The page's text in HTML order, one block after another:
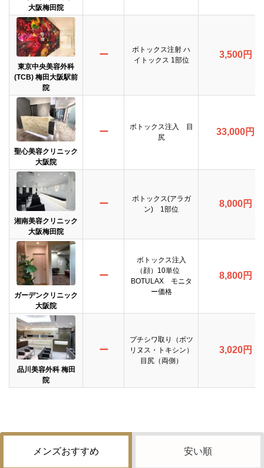
大阪梅田院
東京中央美容外科
(TCB) 梅田大阪駅前
院
ー
ボトックス注射 ハ
イトックス 1部位
3,500円
聖心美容クリニック
大阪院
ー
ボトックス注入 目
尻
33,000円
湘南美容クリニック
大阪梅田院
ー
ボトックス(アラガ
ン) 1部位
8,000円
ガーデンクリニック
大阪院
ー
ボトックス注入
（顔）10単位
BOTULAX モニタ
ー価格
8,800円
品川美容外科 梅田
院
ー
プチシワ取り（ボツ
リヌス・トキシン）
目尻（両側）
3,020円
メンズおすすめ 安い順